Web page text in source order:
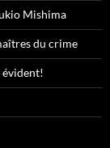
Mishima
du crime
évident!